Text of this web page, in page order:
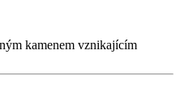
kamenem vznikajícím